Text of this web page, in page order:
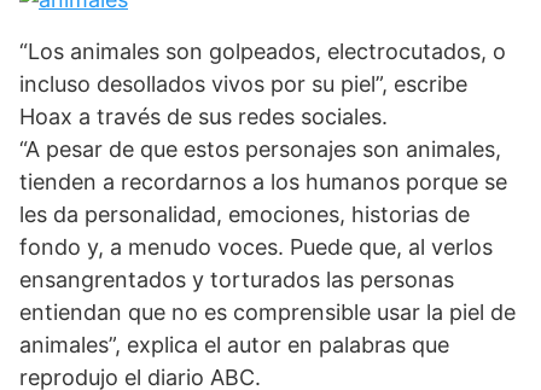
“Los animales son golpeados, electrocutados, o
incluso desollados vivos por su piel”, escribe
Hoax a través de sus redes sociales.
“A pesar de que estos personajes son animales,
tienden a recordarnos a los humanos porque se
les da personalidad, emociones, historias de
fondo y, a menudo voces. Puede que, al verlos
ensangrentados y torturados las personas
entiendan que no es comprensible usar la piel de
animales”, explica el autor en palabras que
reprodujo el diario ABC.